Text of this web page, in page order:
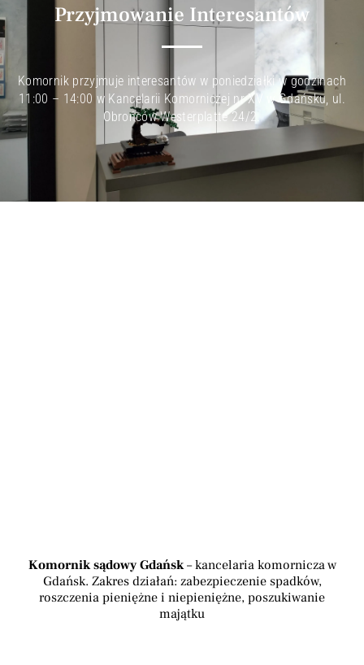
Przyjmowanie Interesantów
Komornik przyjmuje interesantów w poniedziałki w godzinach
11:00 – 14:00 w Kancelarii Komorniczej nr XV w Gdańsku, ul.
Obrońców Westerplatte 24/2.
Komornik sądowy Gdańsk– kancelaria komornicza w
Gdańsk. Zakres działań: zabezpieczenie spadków,
roszczenia pieniężne i niepieniężne, poszukiwanie
majątku